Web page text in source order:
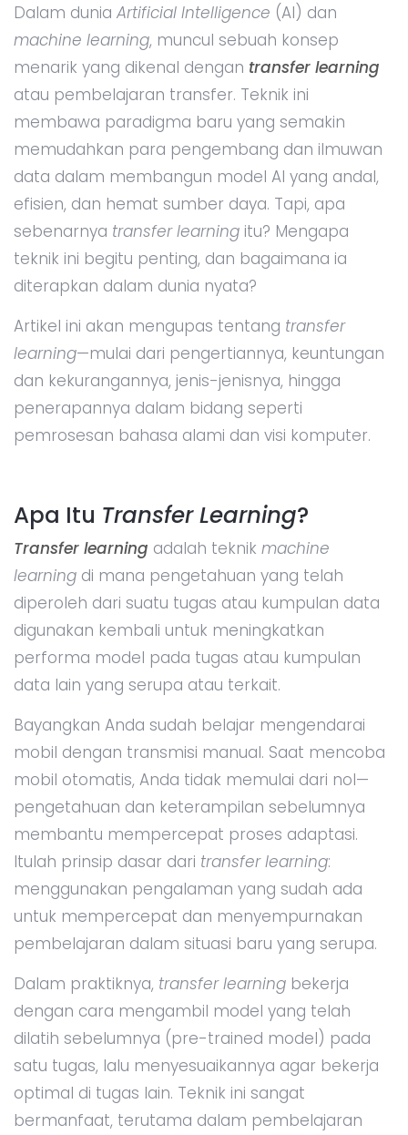
Dalam dunia Artificial Intelligence (AI) dan
machine learning, muncul sebuah konsep
menarik yang dikenal dengan transfer learning
atau pembelajaran transfer. Teknik ini
membawa paradigma baru yang semakin
memudahkan para pengembang dan ilmuwan
data dalam membangun model AI yang andal,
efisien, dan hemat sumber daya. Tapi, apa
sebenarnya transfer learning itu? Mengapa
teknik ini begitu penting, dan bagaimana ia
diterapkan dalam dunia nyata?
Artikel ini akan mengupas tentang transfer
learning—mulai dari pengertiannya, keuntungan
dan kekurangannya, jenis-jenisnya, hingga
penerapannya dalam bidang seperti
pemrosesan bahasa alami dan visi komputer.
Apa Itu Transfer Learning?
Transfer learning adalah teknik machine
learning di mana pengetahuan yang telah
diperoleh dari suatu tugas atau kumpulan data
digunakan kembali untuk meningkatkan
performa model pada tugas atau kumpulan
data lain yang serupa atau terkait.
Bayangkan Anda sudah belajar mengendarai
mobil dengan transmisi manual. Saat mencoba
mobil otomatis, Anda tidak memulai dari nol—
pengetahuan dan keterampilan sebelumnya
membantu mempercepat proses adaptasi.
Itulah prinsip dasar dari transfer learning:
menggunakan pengalaman yang sudah ada
untuk mempercepat dan menyempurnakan
pembelajaran dalam situasi baru yang serupa.
Dalam praktiknya, transfer learning bekerja
dengan cara mengambil model yang telah
dilatih sebelumnya (pre-trained model) pada
satu tugas, lalu menyesuaikannya agar bekerja
optimal di tugas lain. Teknik ini sangat
bermanfaat, terutama dalam pembelajaran